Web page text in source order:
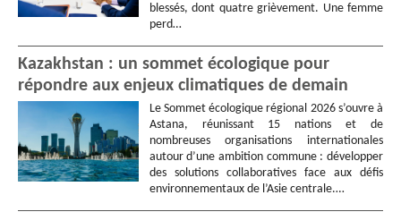
blessés, dont quatre grièvement. Une femme
perd…
Kazakhstan : un sommet écologique pour
répondre aux enjeux climatiques de demain
Le Sommet écologique régional 2026 s’ouvre à
Astana, réunissant 15 nations et de
nombreuses organisations internationales
autour d’une ambition commune : développer
des solutions collaboratives face aux défis
environnementaux de l’Asie centrale.…